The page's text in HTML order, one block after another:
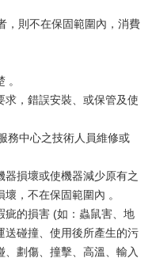
，則不在保固範圍內，消費
。
求，錯誤安裝、或保管及使
務中心之技術人員維修或
損壞或使機器減少原有之
，不在保固範圍內 。
疵的損害 (如：蟲鼠害、地
送碰撞、使用後所產生的污
劃傷、撞擊、高溫、輸入